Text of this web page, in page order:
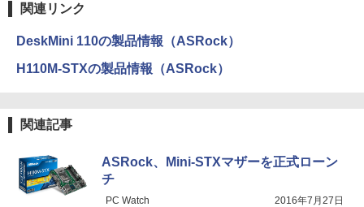
関連リンク
DeskMini 110の製品情報（ASRock）
H110M-STXの製品情報（ASRock）
関連記事
ASRock、Mini-STXマザーを正式ローン
チ
PC Watch 2016年7月27日